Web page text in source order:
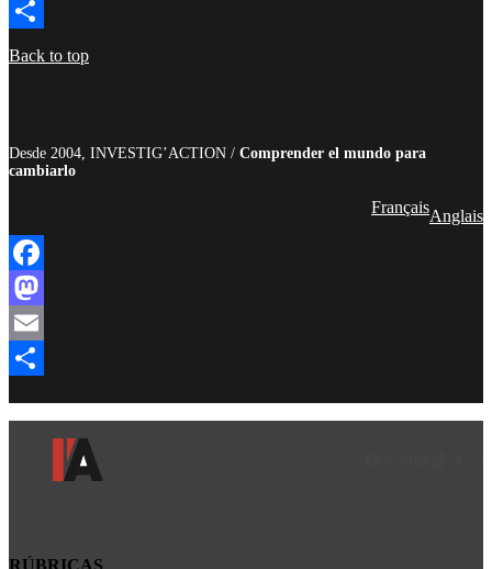
Email
Compartir
Back to top
Desde 2004, INVESTIG’ACTION / Comprender el mundo para
cambiarlo
FrançaisAnglais
Facebook
Mastodon
Email